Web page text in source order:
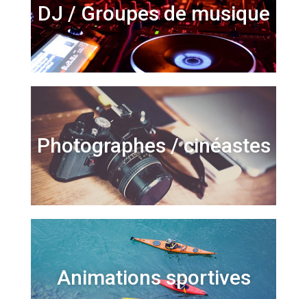
DJ / Groupes de musique
Photographes / cinéastes
Animations sportives